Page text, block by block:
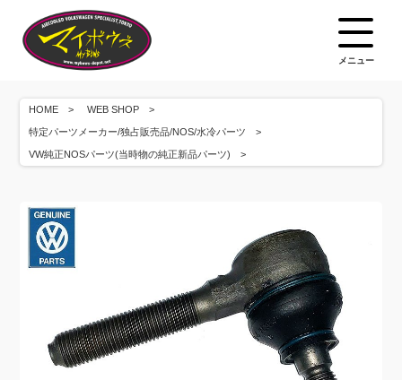
メニュー
HOME WEB SHOP
特定パーツメーカー/独占販売品/NOS/水冷パーツ
VW純正NOSパーツ(当時物の純正新品パーツ)